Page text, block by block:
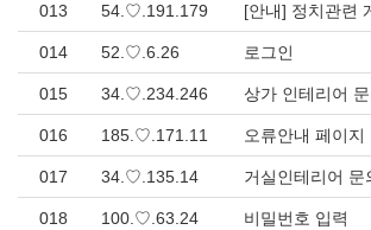
013 54.♡.191.179
014 52.♡.6.26 로그인
015 34.♡.234.246
016 185.♡.171.11 오류안내 페이지
017 34.♡.135.14
018 100.♡.63.24 비밀번호 입력